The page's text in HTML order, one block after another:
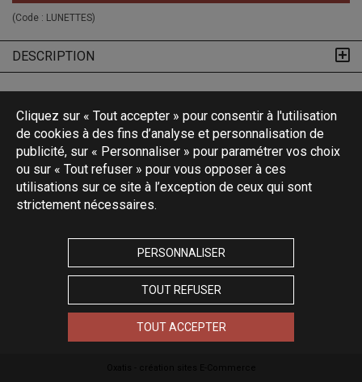
(Code : LUNETTES)
DESCRIPTION
Cliquez sur « Tout accepter » pour consentir à l'utilisation
de cookies à des fins d’analyse et personnalisation de
publicité, sur « Personnaliser » pour paramétrer vos choix
ou sur « Tout refuser » pour vous opposer à ces
utilisations sur ce site à l’exception de ceux qui sont
strictement nécessaires.
PERSONNALISER
TOUT REFUSER
TOUT ACCEPTER